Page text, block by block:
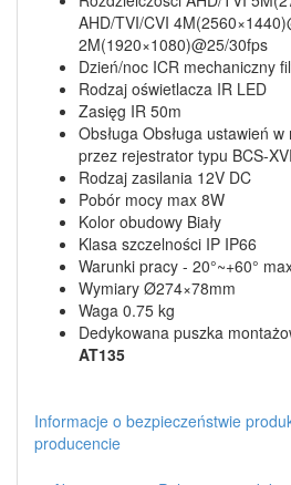
AHD/TVI/CVI
2M(1920×1080)@25/30fps
Dzień/noc ICR mechaniczny
Rodzaj oświetlacza IR LED
Zasięg IR 50m
Obsługa Obsługa ustawień
przez rejestrator typu BCS-
Rodzaj zasilania 12V DC
Pobór mocy max 8W
Kolor obudowy Biały
Klasa szczelności IP IP66
Warunki pracy - 20°~+60°
Wymiary Ø274×78mm
Waga 0.75 kg
Dedykowana puszka
AT135
Informacje o bezpieczeństwie
producencie